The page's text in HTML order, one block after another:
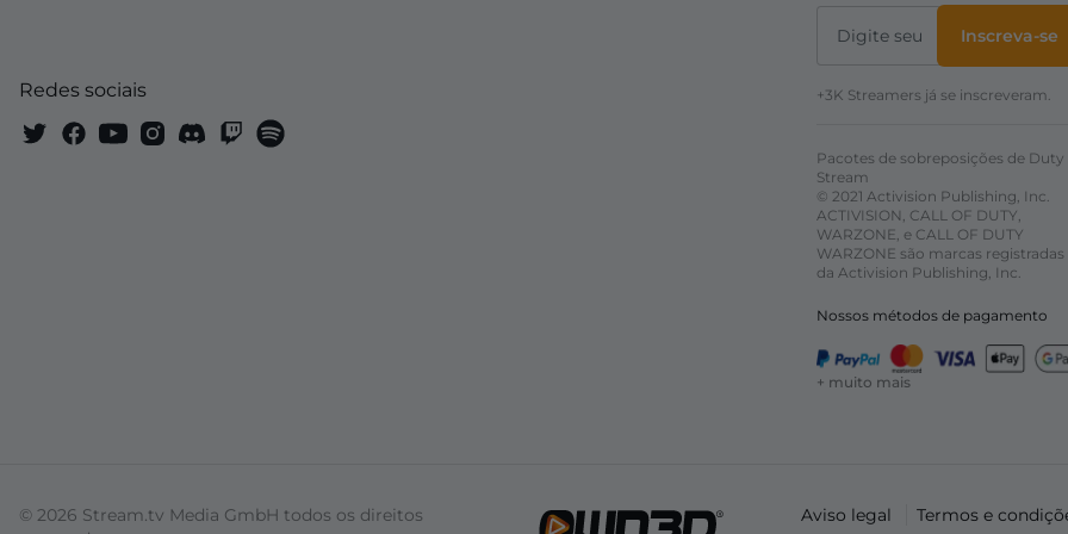
Redes sociais
Inscreva-se
+3K Streamers já se inscreveram.
Pacotes de sobreposições de Duty
Stream
© 2021 Activision Publishing, Inc.
ACTIVISION, CALL OF DUTY,
WARZONE, e CALL OF DUTY
WARZONE são marcas registradas
da Activision Publishing, Inc.
Nossos métodos de pagamento
+ muito mais
© 2026 Stream.tv Media GmbH todos os direitos
Aviso legal
Termos e